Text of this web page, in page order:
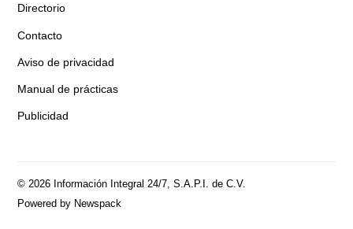
Directorio
Contacto
Aviso de privacidad
Manual de prácticas
Publicidad
© 2026 Información Integral 24/7, S.A.P.I. de C.V.
Powered by Newspack